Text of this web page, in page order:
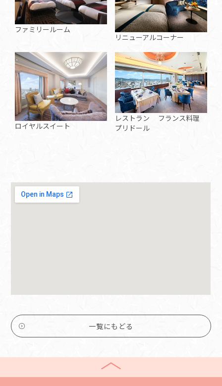
ファミリールーム
リニューアルコーナー
ロイヤルスイート
レストラン フランス料理
プリドール
一覧にもどる